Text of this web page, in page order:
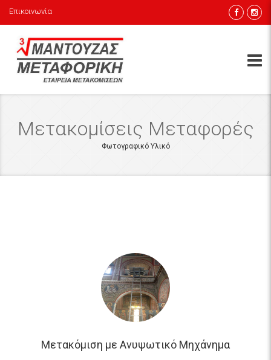
Επικοινωνία
Μετακομίσεις Μεταφορές
Φωτογραφικό Υλικό
Μετακόμιση με Ανυψωτικό Μηχάνημα